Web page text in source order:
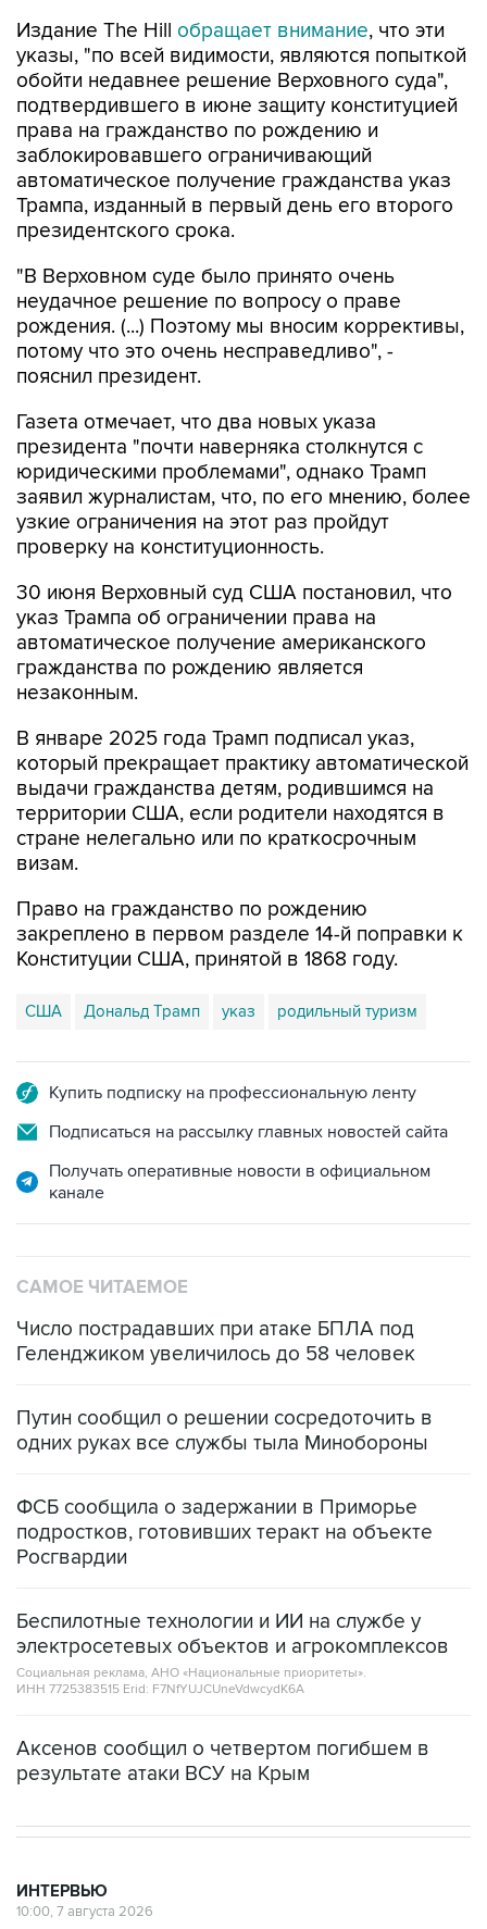
Издание The Hill обращает внимание, что эти
указы, "по всей видимости, являются попыткой
обойти недавнее решение Верховного суда",
подтвердившего в июне защиту конституцией
права на гражданство по рождению и
заблокировавшего ограничивающий
автоматическое получение гражданства указ
Трампа, изданный в первый день его второго
президентского срока.
"В Верховном суде было принято очень
неудачное решение по вопросу о праве
рождения. (...) Поэтому мы вносим коррективы,
потому что это очень несправедливо", -
пояснил президент.
Газета отмечает, что два новых указа
президента "почти наверняка столкнутся с
юридическими проблемами", однако Трамп
заявил журналистам, что, по его мнению, более
узкие ограничения на этот раз пройдут
проверку на конституционность.
30 июня Верховный суд США постановил, что
указ Трампа об ограничении права на
автоматическое получение американского
гражданства по рождению является
незаконным.
В январе 2025 года Трамп подписал указ,
который прекращает практику автоматической
выдачи гражданства детям, родившимся на
территории США, если родители находятся в
стране нелегально или по краткосрочным
визам.
Право на гражданство по рождению
закреплено в первом разделе 14-й поправки к
Конституции США, принятой в 1868 году.
США Дональд Трамп указ родильный туризм
Купить подписку на профессиональную ленту
Подписаться на рассылку главных новостей сайта
Получать оперативные новости в официальном
канале
САМОЕ ЧИТАЕМОЕ
Число пострадавших при атаке БПЛА под
Геленджиком увеличилось до 58 человек
Путин сообщил о решении сосредоточить в
одних руках все службы тыла Минобороны
ФСБ сообщила о задержании в Приморье
подростков, готовивших теракт на объекте
Росгвардии
Беспилотные технологии и ИИ на службе у
электросетевых объектов и агрокомплексов
Социальная реклама, АНО «Национальные приоритеты».
ИНН 7725383515 Erid: F7NfYUJCUneVdwcydK6A
Аксенов сообщил о четвертом погибшем в
результате атаки ВСУ на Крым
ИНТЕРВЬЮ
10:00, 7 августа 2026